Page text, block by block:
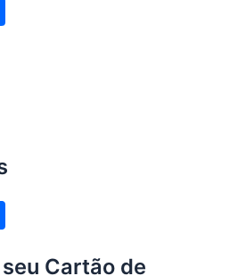
Cartão de